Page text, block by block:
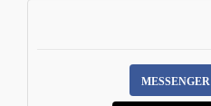
MESSENGER